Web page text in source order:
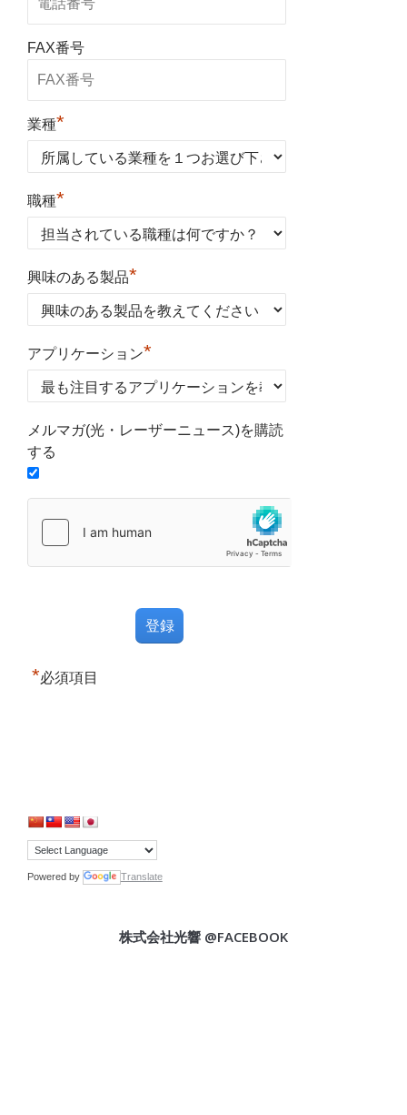
FAX番号
業種*
職種*
興味のある製品*
アプリケーション*
メルマガ(光・レーザーニュース)を購読
する
*必須項目
Powered by Translate
株式会社光響 @FACEBOOK